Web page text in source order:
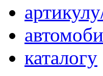
каталогу